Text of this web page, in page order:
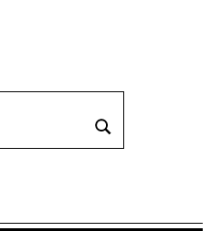
Suchen